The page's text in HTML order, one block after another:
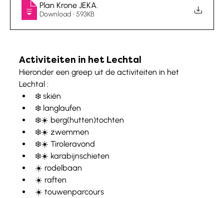
Plan Krone JEKA.
Download • 593KB
Activiteiten in het Lechtal
Hieronder een greep uit de activiteiten in het
Lechtal :
❄️ skiën
❄️ langlaufen
❄️☀️ berg(hutten)tochten
❄️☀️ zwemmen
❄️☀️ Tiroleravond
❄️☀️ karabijnschieten
☀️ rodelbaan
☀️ raften
☀️ touwenparcours